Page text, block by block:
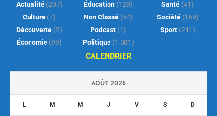
Actualité(207)
Culture (7)
Découverte (2)
Économie (99)
Éducation (129)
Non Classé (54)
Podcast (1)
Politique(1 381)
Santé (41)
Société(169)
Sport(241)
CALENDRIER
AOÛT 2026
L M M J V S D